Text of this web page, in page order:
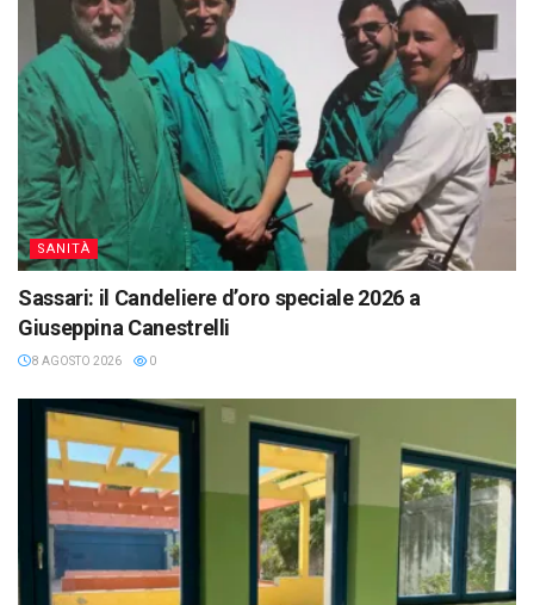
SANITÀ
Sassari: il Candeliere d’oro speciale 2026 a
Giuseppina Canestrelli
8 AGOSTO 2026 0